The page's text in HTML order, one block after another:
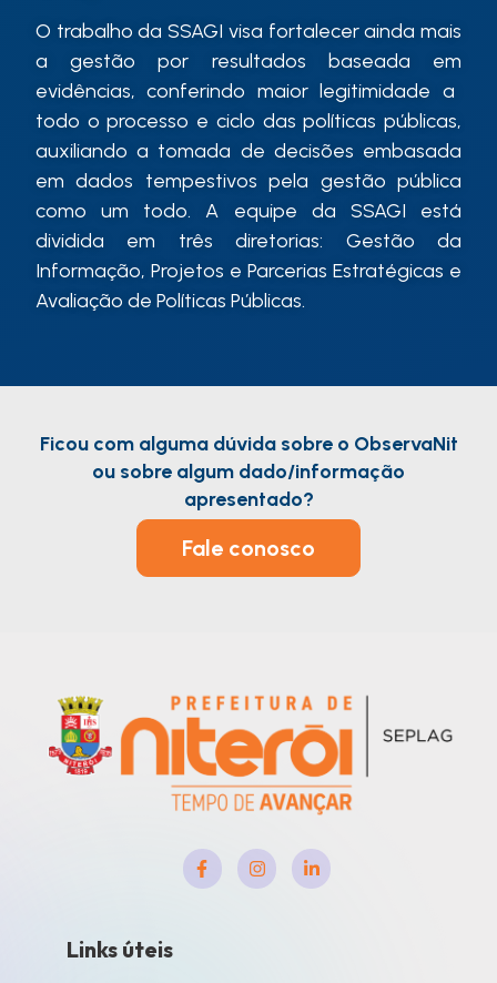
O trabalho da SSAGI visa fortalecer ainda mais
a gestão por resultados baseada em
evidências, conferindo maior legitimidade a
todo o processo e ciclo das políticas públicas,
auxiliando a tomada de decisões embasada
em dados tempestivospela gestão pública
como um todo. A equipe da SSAGI está
dividida em três diretorias: Gestão da
Informação, Projetos e Parcerias Estratégicas e
Avaliação de Políticas Públicas.
Ficou com alguma dúvida sobre o ObservaNit
ou sobre algum dado/informação
apresentado?
Fale conosco
Links úteis